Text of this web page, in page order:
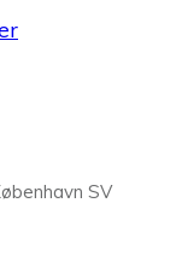
SV